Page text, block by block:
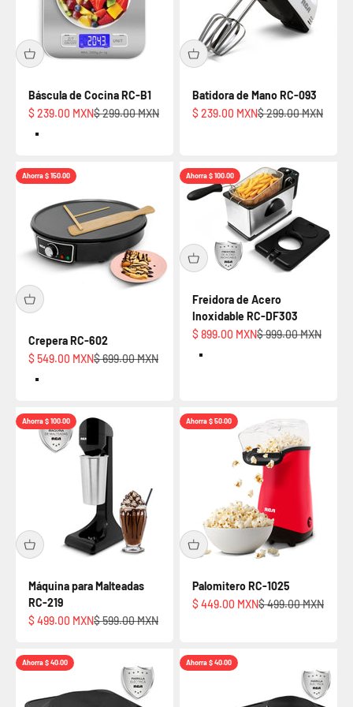
Báscula de Cocina RC-B1
Precio de oferta
$ 239.00 MXNPrecio normal
$ 299.00 MXN
Batidora de Mano RC-093
Precio de oferta
$ 239.00 MXNPrecio normal
$ 299.00 MXN
Ahorra $ 150.00
Crepera RC-602
Precio de oferta
$ 549.00 MXNPrecio normal
$ 699.00 MXN
Ahorra $ 100.00
Freidora de Acero
Inoxidable RC-DF303
Precio de oferta
$ 899.00 MXNPrecio normal
$ 999.00 MXN
Ahorra $ 100.00
Máquina para Malteadas
RC-219
Precio de oferta
$ 499.00 MXNPrecio normal
$ 599.00 MXN
Ahorra $ 50.00
Palomitero RC-1025
Precio de oferta
$ 449.00 MXNPrecio normal
$ 499.00 MXN
Ahorra $ 40.00 Ahorra $ 40.00